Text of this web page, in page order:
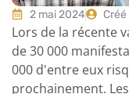
2 mai 2024
Lors de la récente
de 30 000
000 d'entre eux
prochainement.